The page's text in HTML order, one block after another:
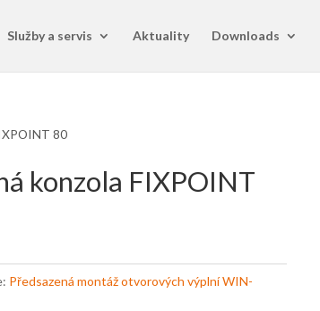
Služby a servis Aktuality Downloads
80
konzola FIXPOINT
Předsazená montáž otvorových výplní WIN-